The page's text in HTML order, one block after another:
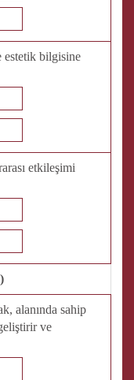
estetik bilgisine
etkileşimi
alanında sahip
ve